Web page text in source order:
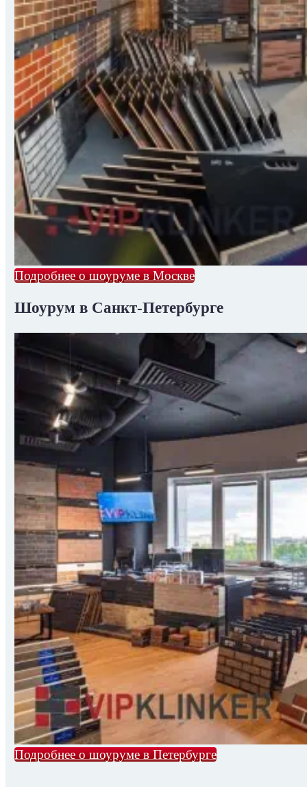
Подробнее о шоуруме в Москве
Шоурум в Санкт-Петербурге
Подробнее о шоуруме в Петербурге